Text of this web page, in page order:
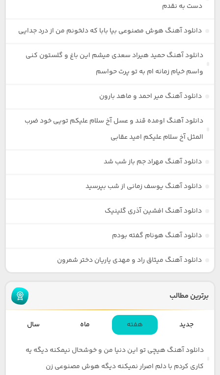
دست به نقدم
دانلود آهنگ هوش مصنوعی بیا بابا که دلخونم من از درد جدایی
دانلود آهنگ حمید هیراد سعدی میشم این باغ و گلستون کنی
واسم خیام زمانه ام به تو پرت حواسم
دانلود آهنگ میر احمد و ماهد بارون
دانلود آهنگ اومده قند و عسل آخ سلام علیکم تویی خود ضرب
المثل آخ سلام علیکم امید عقابی
دانلود آهنگ مهراد جم باز شب شد
دانلود آهنگ یوسف زمانی از شب بپرسید
دانلود آهنگ افشین آذری گلینیک
دانلود آهنگ هونام گفته بودم
دانلود آهنگ میثاق راد و مهدی یاریان دختر شمرون
برترین مطالب
جدید هفته ماه سال
دانلود آهنگ هیچی تو این دنیا من و خوشحال نیمکنه دیگه یه
کاری کردم با دلم اصرار نمیکنه دیگه هوش مصنوعی زن